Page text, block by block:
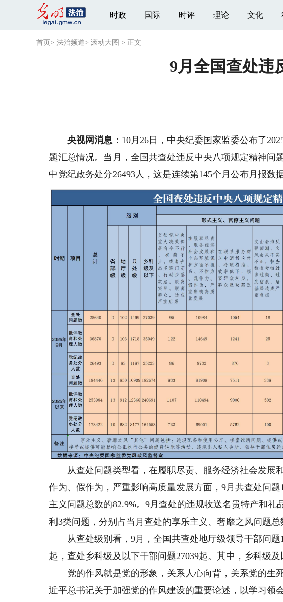
时政 国际 时评 理论 文化
首页 > 法治频道> 滚动大图 > 正文
9月全国查处违
央视网消息： 10月26日，中央纪委国家监委公布了
题汇总情况。当月，全国共查处违反中央八项规定精神问
中党纪政务处分26493人，这是连续第145个月公布月报数据
从查处问题类型看，在履职尽责、服务经济社会发展
作为、假作为，严重影响高质量发展方面，9月共查处问
主义问题总数的82.9%。9月查处的违规收送名贵特产和
利3类问题，分别占当月查处的享乐主义、奢靡之风问题总
从查处级别看，9月，全国共查处地厅级领导干部问题
起，查处乡科级及以下干部问题27039起。其中，乡科级
党的作风就是党的形象，关系人心向背，关系党的生
近平总书记关于加强党的作风建设的重要论述，以学习领